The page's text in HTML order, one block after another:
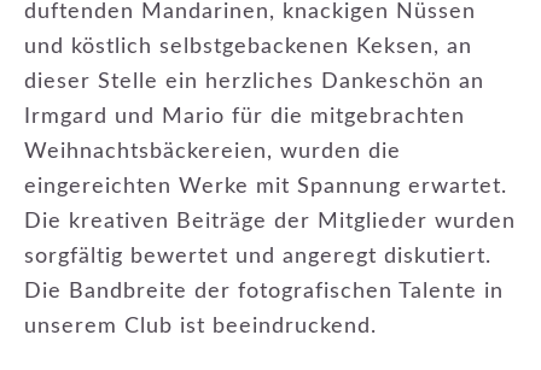
duftenden Mandarinen, knackigen Nüssen
und köstlich selbstgebackenen Keksen, an
dieser Stelle ein herzliches Dankeschön an
Irmgard und Mario für die mitgebrachten
Weihnachtsbäckereien, wurden die
eingereichten Werke mit Spannung erwartet.
Die kreativen Beiträge der Mitglieder wurden
sorgfältig bewertet und angeregt diskutiert.
Die Bandbreite der fotografischen Talente in
unserem Club ist beeindruckend.